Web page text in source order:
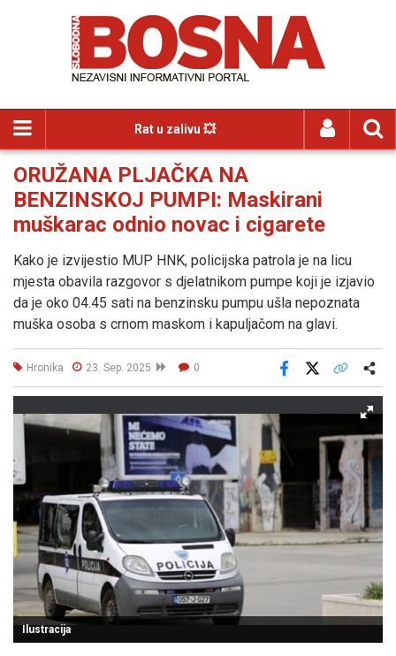
Rat u zalivu 💥
ORUŽANA PLJAČKA NA
BENZINSKOJ PUMPI: Maskirani
muškarac odnio novac i cigarete
Kako je izvijestio MUP HNK, policijska patrola je na licu
mjesta obavila razgovor s djelatnikom pumpe koji je izjavio
da je oko 04.45 sati na benzinsku pumpu ušla nepoznata
muška osoba s crnom maskom i kapuljačom na glavi.
Hronika 23. Sep. 2025 0
Facebook
Ilustracija